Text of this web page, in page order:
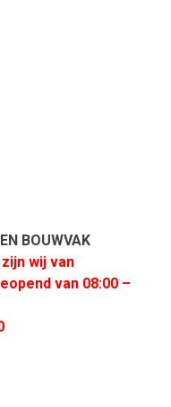
BOUWVAK
wij van
van 08:00 –